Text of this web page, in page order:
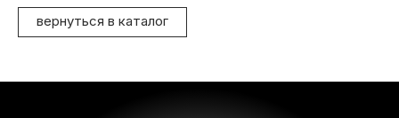
вернуться в каталог